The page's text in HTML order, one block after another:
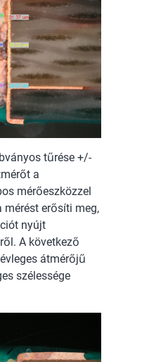
tűrése +/-
a
mérőeszközzel
mérést erősíti meg,
nyújt
A következő
átmérőjű
szélessége